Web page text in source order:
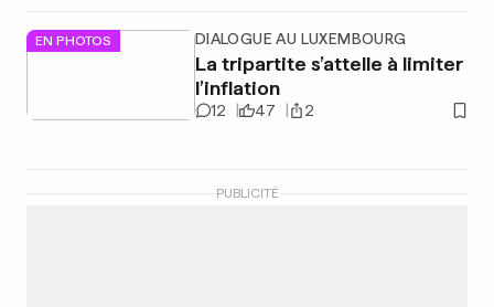
EN PHOTOS DIALOGUE AU LUXEMBOURG
La tripartite s’attelle à limiter
l’inflation
12 47 2
PUBLICITÉ